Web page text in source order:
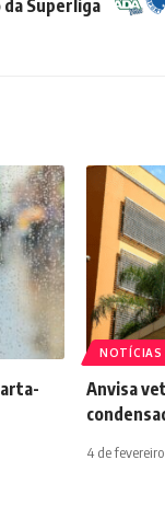
Superliga
NOTÍCIAS
Anvisa
4 de